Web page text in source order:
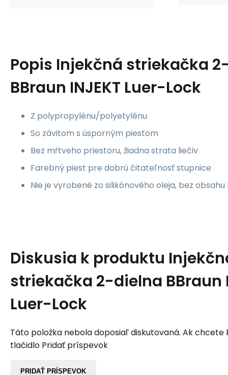
Popis Injekčná striekačka
BBraun INJEKT Luer-Lock
Z polypropylénu/polyetylénu
So závitom s úsporným piestom
Bez mŕtveho priestoru, žiadna strata liečiv
Farebný piest pre dobrú čitateľnosť stupnice
Nie je vyrobené zo silikónového oleja, bez obsahu
Diskusia k produktu
striekačka 2-dielna BBraun
Luer-Lock
Táto položka nebola doposiaľ diskutovaná. Ak chcete
tlačidlo Pridať príspevok
PRIDAŤ PRÍSPEVOK